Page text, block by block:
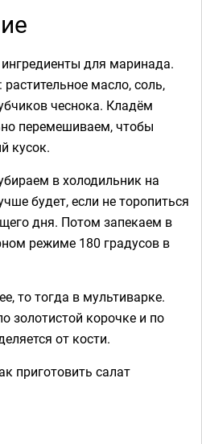
для маринада.
масло, соль,
чеснока. Кладём
перемешиваем, чтобы
кусок.
в холодильник на
будет, если не торопиться
дня. Потом запекаем в
режиме 180 градусов в
то тогда в мультиварке.
золотистой корочке и по
от кости.
приготовить салат